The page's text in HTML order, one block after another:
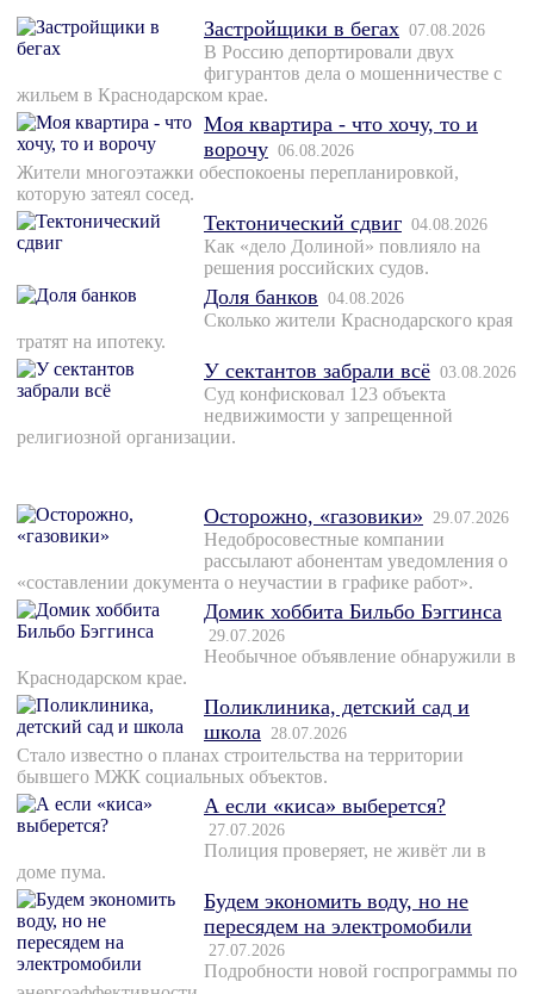
Застройщики в бегах 07.08.2026
В Россию депортировали двух
фигурантов дела о мошенничестве с
жильем в Краснодарском крае.
Моя квартира - что хочу, то и
ворочу 06.08.2026
Жители многоэтажки обеспокоены перепланировкой,
которую затеял сосед.
Тектонический сдвиг 04.08.2026
Как «дело Долиной» повлияло на
решения российских судов.
Доля банков 04.08.2026
Сколько жители Краснодарского края
тратят на ипотеку.
У сектантов забрали всё 03.08.2026
Суд конфисковал 123 объекта
недвижимости у запрещенной
религиозной организации.
Осторожно, «газовики» 29.07.2026
Недобросовестные компании
рассылают абонентам уведомления о
«составлении документа о неучастии в графике работ».
Домик хоббита Бильбо Бэггинса
29.07.2026
Необычное объявление обнаружили в
Краснодарском крае.
Поликлиника, детский сад и
школа 28.07.2026
Стало известно о планах строительства на территории
бывшего МЖК социальных объектов.
А если «киса» выберется?
27.07.2026
Полиция проверяет, не живёт ли в
доме пума.
Будем экономить воду, но не
пересядем на электромобили
27.07.2026
Подробности новой госпрограммы по